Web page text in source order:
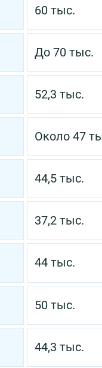
60 тыс.
До 70 тыс.
52,3 тыс.
Около 47
44,5 тыс.
37,2 тыс.
44 тыс.
50 тыс.
44,3 тыс.